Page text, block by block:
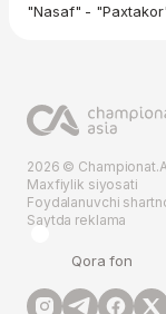
"Nasaf" -
2026 ©
Maxfiylik siyosati
Foydalanuvchi
Saytda reklama
Qora fon